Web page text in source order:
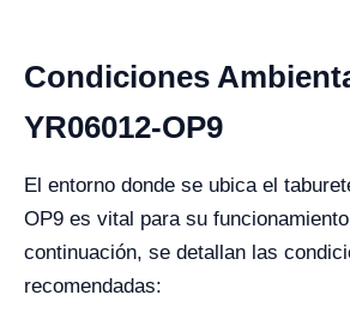
Condiciones
YR06012-OP9
El entorno donde se ubica el
OP9 es vital para su
continuación, se detallan las
recomendadas: